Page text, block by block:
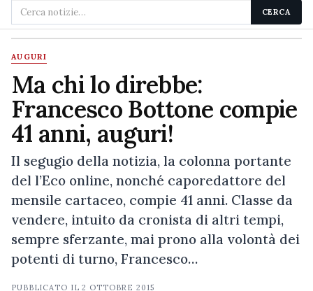
Cerca
nel
sito
CERCA
AUGURI
Ma chi lo direbbe:
Francesco Bottone compie
41 anni, auguri!
Il segugio della notizia, la colonna portante
del l’Eco online, nonché caporedattore del
mensile cartaceo, compie 41 anni. Classe da
vendere, intuito da cronista di altri tempi,
sempre sferzante, mai prono alla volontà dei
potenti di turno, Francesco…
PUBBLICATO IL2 OTTOBRE 2015